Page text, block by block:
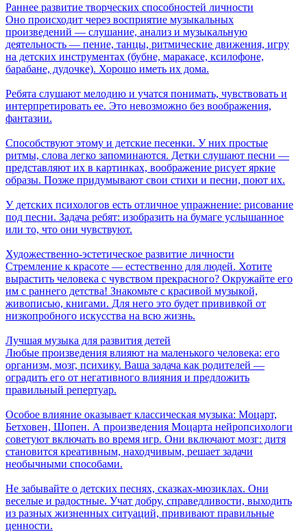
Раннее развитие творческих способностей личности
Оно происходит через восприятие музыкальных
произведений — слушание, анализ и музыкальную
деятельность — пение, танцы, ритмические движения, игру
на детских инструментах (бубне, маракасе, ксилофоне,
барабане, дудочке). Хорошо иметь их дома.
Ребята слушают мелодию и учатся понимать, чувствовать и
интерпретировать ее. Это невозможно без воображения,
фантазии.
Способствуют этому и детские песенки. У них простые
ритмы, слова легко запоминаются. Детки слушают песни —
представляют их в картинках, воображение рисует яркие
образы. Позже придумывают свои стихи и песни, поют их.
У детских психологов есть отличное упражнение: рисование
под песни. Задача ребят: изобразить на бумаге услышанное
или то, что они чувствуют.
Художественно-эстетическое развитие личности
Стремление к красоте — естественно для людей. Хотите
вырастить человека с чувством прекрасного? Окружайте его
им с раннего детства! Знакомьте с красивой музыкой,
живописью, книгами. Для него это будет прививкой от
низкопробного искусства на всю жизнь.
Лучшая музыка для развития детей
Любые произведения влияют на маленького человека: его
организм, мозг, психику. Ваша задача как родителей —
оградить его от негативного влияния и предложить
правильный репертуар.
Особое влияние оказывает классическая музыка: Моцарт,
Бетховен, Шопен. А произведения Моцарта нейропсихологи
советуют включать во время игр. Они включают мозг: дитя
становится креативным, находчивым, решает задачи
необычными способами.
Не забывайте о детских песнях, сказках-мюзиклах. Они
веселые и радостные. Учат добру, справедливости, выходить
из разных жизненных ситуаций, прививают правильные
ценности.